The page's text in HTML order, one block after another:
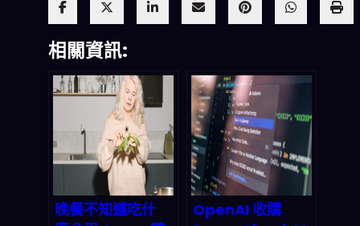
相關資訊:
晚餐不知道吃什
OpenAI 收購